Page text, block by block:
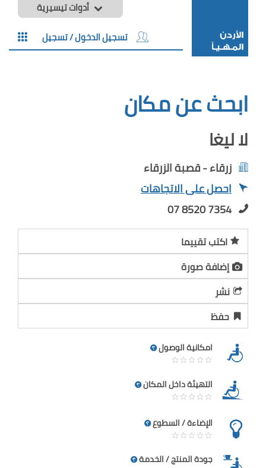
أدوات تيسيرية
تسجيل الدخول / تسجيل
ابحث عن مكان
لا ليغا
زرقاء - قصبة الزرقاء
احصل على الاتجاهات
07 8520 7354
اكتب تقييما
إضافة صورة
نشر
حفظ
امكانية الوصول
التهيئة داخل المكان
الإضاءة / السطوع
جودة المنتج / الخدمة